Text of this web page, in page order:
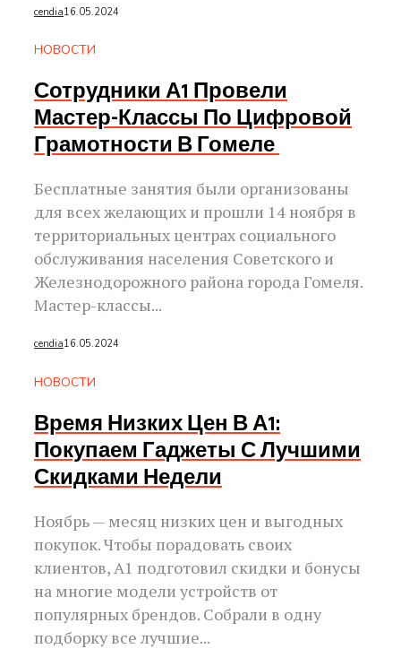
cendia16.05.2024
НОВОСТИ
Сотрудники А1 Провели
Мастер-Классы По Цифровой
Грамотности В Гомеле
Бесплатные занятия были организованы
для всех желающих и прошли 14 ноября в
территориальных центрах социального
обслуживания населения Советского и
Железнодорожного района города Гомеля.
Мастер-классы...
cendia16.05.2024
НОВОСТИ
Время Низких Цен В А1:
Покупаем Гаджеты С Лучшими
Скидками Недели
Ноябрь — месяц низких цен и выгодных
покупок. Чтобы порадовать своих
клиентов, А1 подготовил скидки и бонусы
на многие модели устройств от
популярных брендов. Собрали в одну
подборку все лучшие...